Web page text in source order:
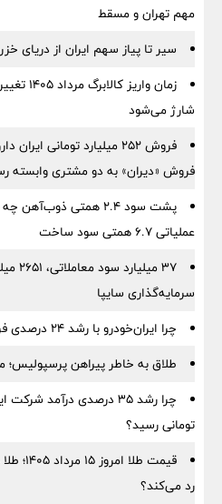
مهم تهران و مسقط
سیر تا پیاز سهم ایران از دریای خزر
زمان
شارژ می‌شود
فروش ۲۵۲ میلیارد تومانی
فروش «دیران» به دو مشتری وابسته
پشت سود ۲.۴ همتی
عملیاتی ۶.۷ همتی سود ساخت
۳۷
سرمایه‌گذاری سایپا
چرا ایران‌خودرو با رشد ۲۴ درصدی فروش، ۲۲.۵ همت زیان ساخت؟
طلاق به خاطر پیراهن
تومانی رسید؟
رد می‌کند؟